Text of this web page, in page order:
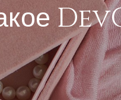
чего он
быстро